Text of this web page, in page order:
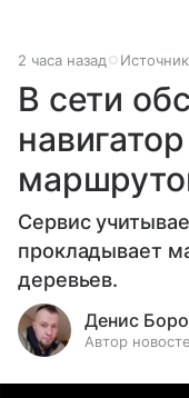
2 часа назад
В сети
Сервис
прокладывает
деревьев.
Денис
Автор